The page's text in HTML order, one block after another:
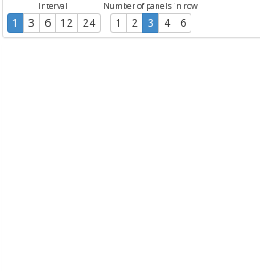
Intervall
1 3 6 12 24
Number of panels in row
1 2 3 4 6